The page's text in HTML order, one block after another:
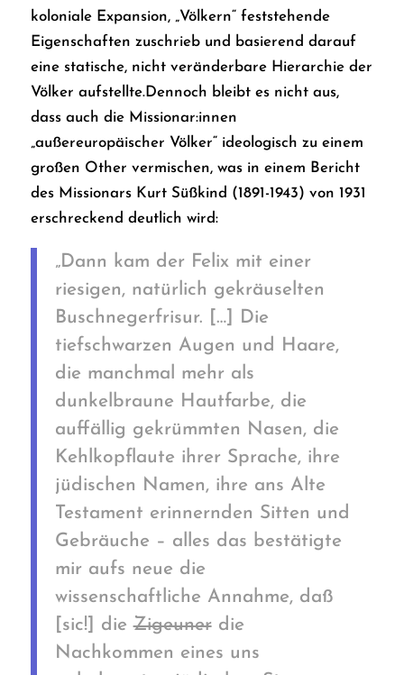
koloniale Expansion, „Völkern“ feststehende
Eigenschaften zuschrieb und basierend darauf
eine statische, nicht veränderbare Hierarchie der
Völker aufstellte.Dennoch bleibt es nicht aus,
dass auch die Missionar:innen
„außereuropäischer Völker“ ideologisch zu einem
großen Other vermischen, was in einem Bericht
des Missionars Kurt Süßkind (1891-1943) von 1931
erschreckend deutlich wird:
„Dann kam der Felix mit einer
riesigen, natürlich gekräuselten
Buschnegerfrisur. […] Die
tiefschwarzen Augen und Haare,
die manchmal mehr als
dunkelbraune Hautfarbe, die
auffällig gekrümmten Nasen, die
Kehlkopflaute ihrer Sprache, ihre
jüdischen Namen, ihre ans Alte
Testament erinnernden Sitten und
Gebräuche – alles das bestätigte
mir aufs neue die
wissenschaftliche Annahme, daß
[sic!] dieZigeunerdie
Nachkommen eines uns